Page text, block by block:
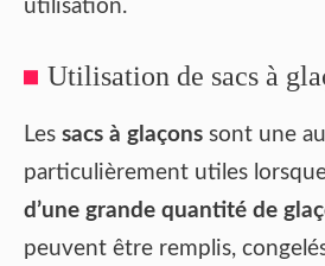
utilisation.
Utilisation de sacs à
Les sacs à glaçons sont une
particulièrement utiles lorsque
d’une grande quantité de
peuvent être remplis,